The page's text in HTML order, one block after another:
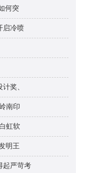
何突
启冷喷
奖、
南印
虹软
明王
起严苛考